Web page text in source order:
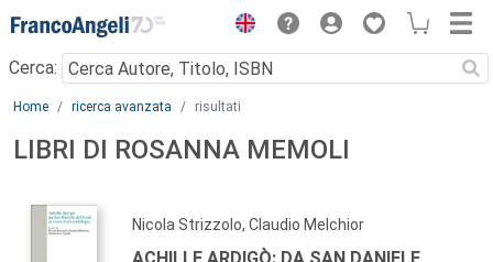
Menu
Cerca:
Main content
Home ricerca avanzata risultati
LIBRI DI ROSANNA MEMOLI
Nicola Strizzolo, Claudio Melchior